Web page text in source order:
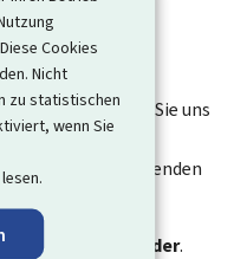
Cookies
Nicht
zu statistischen
wenn Sie
lesen.
Seite mit. Lassen Sie uns
erhalten keine
Fragen verwenden
) sind Pflichtfelder.